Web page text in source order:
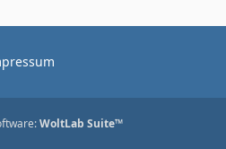
WoltLab Suite™